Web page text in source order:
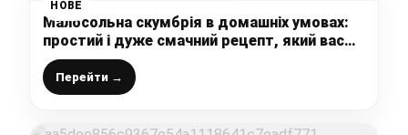
НОВЕ
Малосольна скумбрія в домашніх умовах:
простий і дуже смачний рецепт, який вас
точно здивує
Перейти →